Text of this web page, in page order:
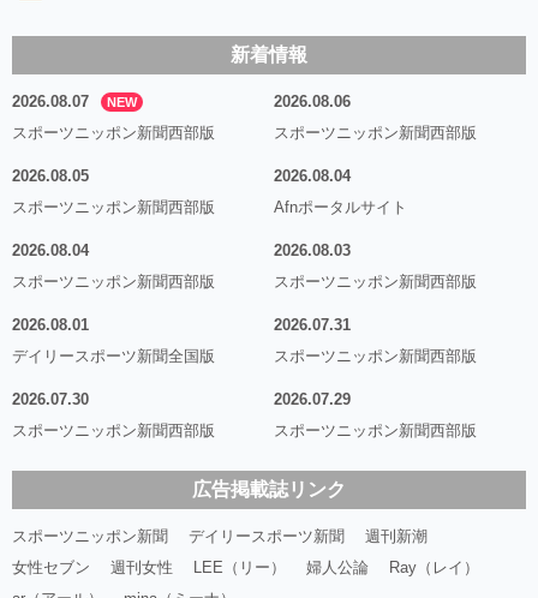
新着情報
2026.08.07 NEW
スポーツニッポン新聞西部版
2026.08.06
スポーツニッポン新聞西部版
2026.08.05
スポーツニッポン新聞西部版
2026.08.04
Afnポータルサイト
2026.08.04
スポーツニッポン新聞西部版
2026.08.03
スポーツニッポン新聞西部版
2026.08.01
デイリースポーツ新聞全国版
2026.07.31
スポーツニッポン新聞西部版
2026.07.30
スポーツニッポン新聞西部版
2026.07.29
スポーツニッポン新聞西部版
広告掲載誌リンク
スポーツニッポン新聞 デイリースポーツ新聞
週刊新潮
女性セブン
週刊女性 LEE（リー） 婦人公論
Ray（レイ）